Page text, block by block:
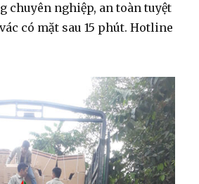
chuyên nghiệp, an toàn tuyệt
có mặt sau 15 phút. Hotline